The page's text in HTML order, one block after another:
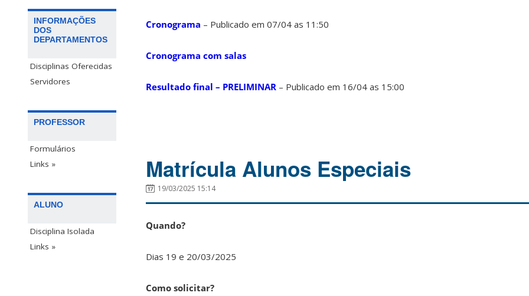
INFORMAÇÕES
DOS
DEPARTAMENTOS
Disciplinas Oferecidas
Servidores
PROFESSOR
Formulários
Links »
ALUNO
Disciplina Isolada
Links »
Cronograma – Publicado em 07/04 as 11:50
Cronograma com salas
Resultado final – PRELIMINAR – Publicado em 16/04 as 15:00
Matrícula Alunos Especiais
19/03/2025 15:14
Quando?
Dias 19 e 20/03/2025
Como solicitar?